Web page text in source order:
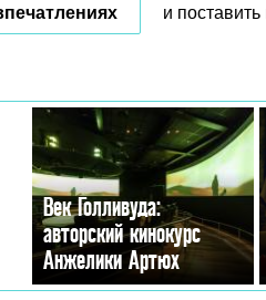
и
Век Голливуда:
авторский кинокурс
Анжелики Артюх